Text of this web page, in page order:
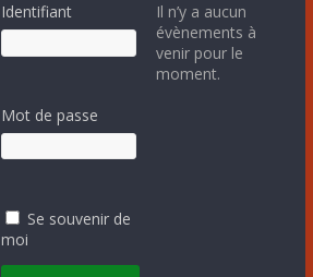
Identifiant
Mot de passe
Se souvenir de
moi
Il n’y a aucun
évènements à
venir pour le
moment.